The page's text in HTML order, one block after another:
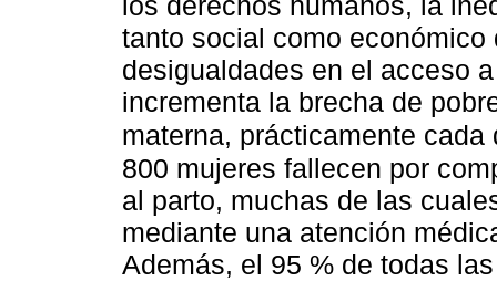
tanto social como
desigualdades en el acceso
incrementa la brecha de
materna, prácticamente
800 mujeres fallecen por
al parto, muchas de las
mediante una atención
Además, el 95 % de todas